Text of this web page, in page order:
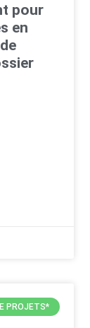
pour
en
PROJETS*